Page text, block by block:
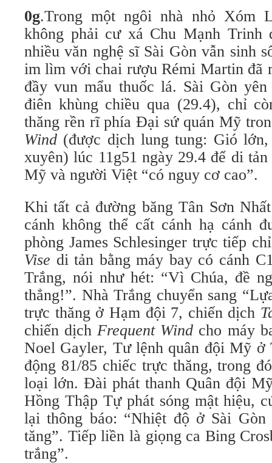
0g.Trong một ngôi nhà nhỏ Xóm
không phải cư xá Chu Mạnh Trinh
nhiều văn nghệ sĩ Sài Gòn vẫn sinh
im lìm với chai rượu Rémi Martin đã
đầy vun mẩu thuốc lá. Sài Gòn
điên khùng chiều qua (29.4), chỉ
thăng rền rĩ phía Đại sứ quán Mỹ
Wind (được dịch lung tung: Gió
xuyên) lúc 11g51 ngày 29.4 để di
Mỹ và người Việt “có nguy cơ cao”.
Khi tất cả đường băng Tân Sơn
cánh không thể cất cánh hạ cánh
phòng James Schlesinger trực tiếp
Vise di tản bằng máy bay có cánh
Trắng, nói như hét: “Vì Chúa, đề
thẳng!”. Nhà Trắng chuyển sang
trực thăng ở Hạm đội 7, chiến dịch
chiến dịchFrequent Wind cho máy
Noel Gayler, Tư lệnh quân đội Mỹ
động 81/85 chiếc trực thăng, trong
loại lớn. Đài phát thanh Quân đội
Hồng Thập Tự phát sóng mật hiệu,
lại thông báo: “Nhiệt độ ở Sài
tăng”. Tiếp liền là giọng ca Bing
trắng”.